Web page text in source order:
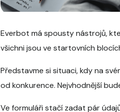
Everbot má spousty nástrojů,
všichni jsou ve startovních
Představme si situaci, kdy na
od konkurence. Nejvhodnější
Ve formuláři stačí zadat pár